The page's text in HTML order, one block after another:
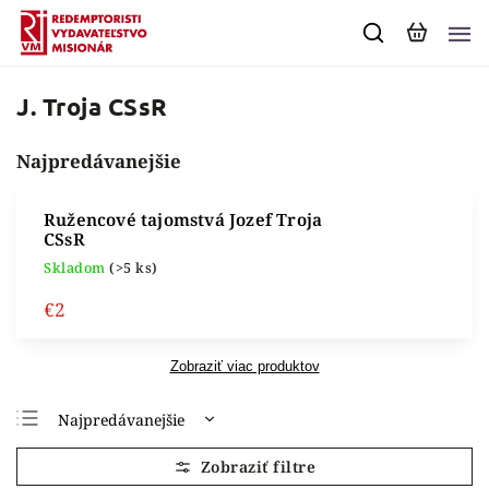
J. Troja CSsR
Najpredávanejšie
Ružencové tajomstváJozef Troja
CSsR
Skladom (>5 ks)
€2
Zobraziť viac produktov
Najpredávanejšie
Najlacnejšie